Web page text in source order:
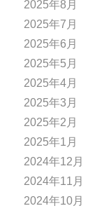
2025年8月
2025年7月
2025年6月
2025年5月
2025年4月
2025年3月
2025年2月
2025年1月
2024年12月
2024年11月
2024年10月